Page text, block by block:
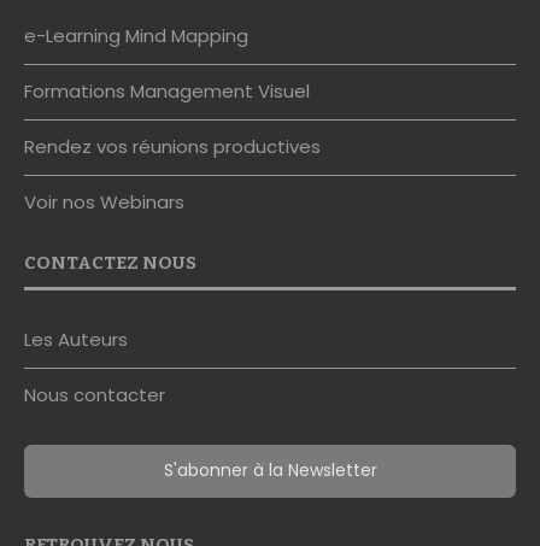
e-Learning Mind Mapping
Formations Management Visuel
Rendez vos réunions productives
Voir nos Webinars
CONTACTEZ NOUS
Les Auteurs
Nous contacter
S'abonner à la Newsletter